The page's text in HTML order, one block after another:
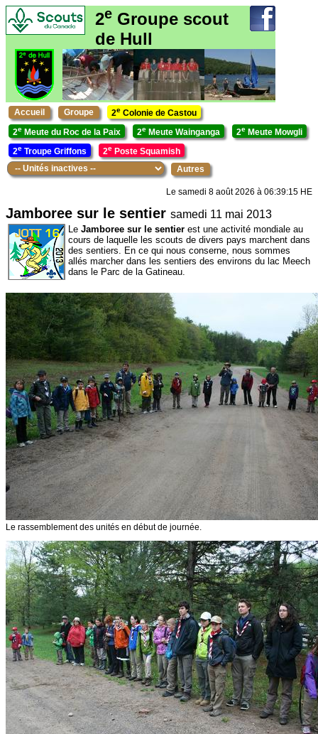
2e Groupe scout
de Hull
Accueil Groupe 2e Colonie de Castou
2e Meute du Roc de la Paix 2e Meute Wainganga 2e Meute Mowgli
2e Troupe Griffons 2e Poste Squamish
Autres
Le samedi 8 août 2026 à 06:39:15 HE
Jamboree sur le sentier samedi 11 mai 2013
Le Jamboree sur le sentier est une activité mondiale au
cours de laquelle les scouts de divers pays marchent dans
des sentiers. En ce qui nous conserne, nous sommes
allés marcher dans les sentiers des environs du lac Meech
dans le Parc de la Gatineau.
Le rassemblement des unités en début de journée.